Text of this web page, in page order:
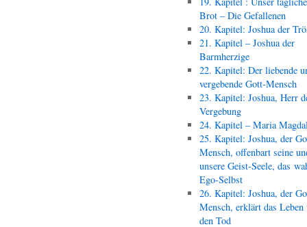
Brot – Die Gefallenen
20. Kapitel: Joshua der
21. Kapitel – Joshua der
Barmherzige
22. Kapitel: Der liebende
vergebende Gott-Mensch
23. Kapitel: Joshua, Herr
Vergebung
24. Kapitel – Maria
25. Kapitel: Joshua, der
Mensch, offenbart seine
unsere Geist-Seele, das
Ego-Selbst
26. Kapitel: Joshua, der
Mensch, erklärt das Leben
den Tod